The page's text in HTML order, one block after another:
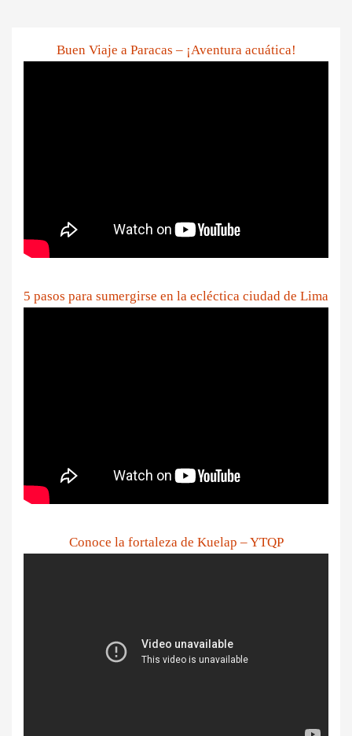
Buen Viaje a Paracas – ¡Aventura acuática!
5 pasos para sumergirse en la ecléctica ciudad de Lima
Conoce la fortaleza de Kuelap – YTQP